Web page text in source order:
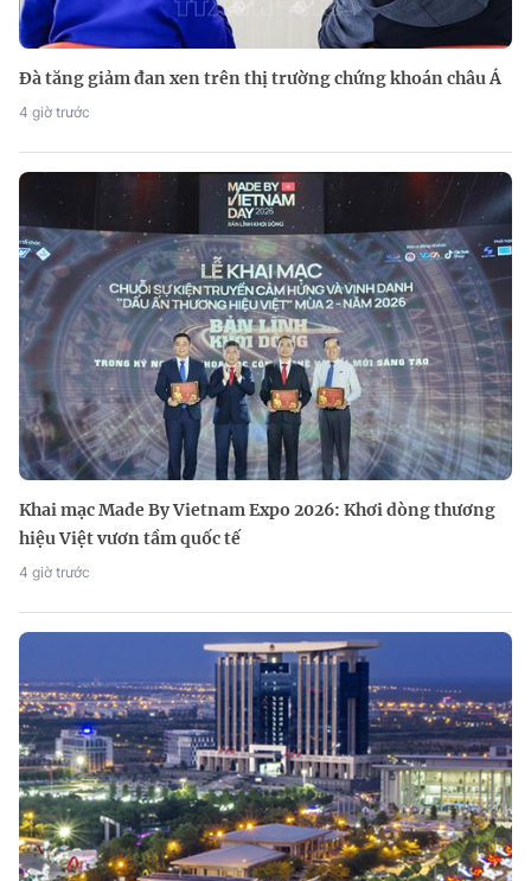
Đà tăng giảm đan xen trên thị trường chứng khoán châu Á
4 giờ trước
Khai mạc Made By Vietnam Expo 2026: Khơi dòng thương
hiệu Việt vươn tầm quốc tế
4 giờ trước